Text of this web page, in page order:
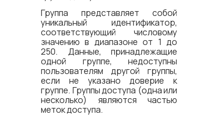
Группа представляет собой
уникальный идентификатор,
соответствующий числовому
значению в диапазоне от 1 до
250. Данные, принадлежащие
одной группе, недоступны
пользователям другой группы,
если не указано доверие к
группе. Группы доступа (одна или
несколько) являются частью
меток доступа.